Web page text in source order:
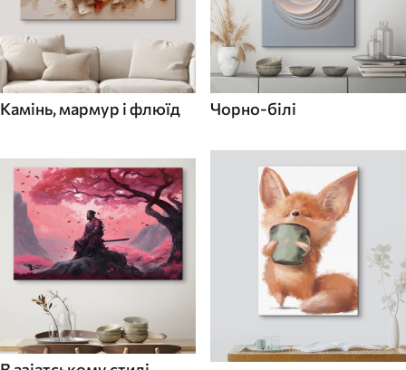
Камінь, мармур і флюїд Чорно-білі